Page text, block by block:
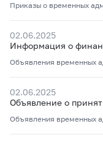
Приказы о временных
02.06.2025
Информация о
Объявления временных
02.06.2025
Объявление о
Объявления временных